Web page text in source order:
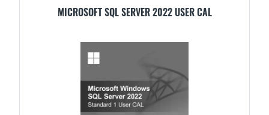
MICROSOFT SQL SERVER 2022 USER CAL